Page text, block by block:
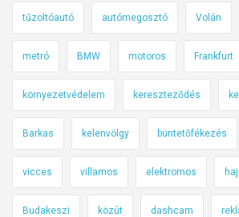
k
a
t
(
u
g
a
tűzoltóautó autómegosztó Volán
metró BMW motoros Frankfurt
környezetvédelem kereszteződés
Barkas kelenvölgy büntetőfékezés
vicces villamos elektromos
Budakeszi közút dashcam